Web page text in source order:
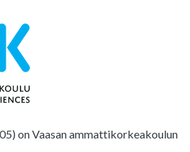
on Vaasan ammattikorkeakoulun